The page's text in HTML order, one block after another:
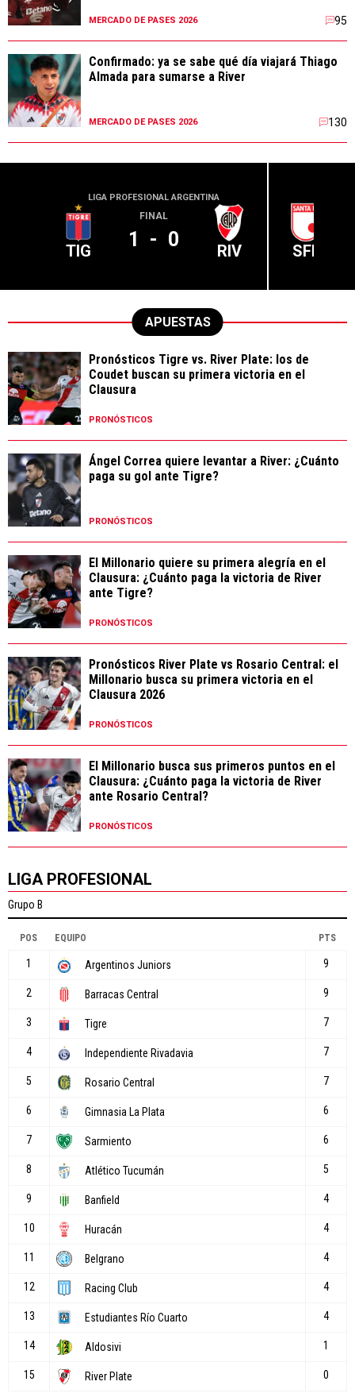
MERCADO DE PASES 2026 95
Confirmado: ya se sabe qué día viajará Thiago
Almada para sumarse a River
MERCADO DE PASES 2026 130
LIGA PROFESIONAL ARGENTINA
TIG
FINAL
1 - 0 RIV SFE
APUESTAS
Pronósticos Tigre vs. River Plate: los de
Coudet buscan su primera victoria en el
Clausura
PRONÓSTICOS
Ángel Correa quiere levantar a River: ¿Cuánto
paga su gol ante Tigre?
PRONÓSTICOS
El Millonario quiere su primera alegría en el
Clausura: ¿Cuánto paga la victoria de River
ante Tigre?
PRONÓSTICOS
Pronósticos River Plate vs Rosario Central: el
Millonario busca su primera victoria en el
Clausura 2026
PRONÓSTICOS
El Millonario busca sus primeros puntos en el
Clausura: ¿Cuánto paga la victoria de River
ante Rosario Central?
PRONÓSTICOS
LIGA PROFESIONAL